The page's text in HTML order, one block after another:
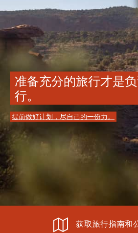
准备充分的旅行才是
行。
提前做好计划，尽自己的一份力。
获取旅行指南和